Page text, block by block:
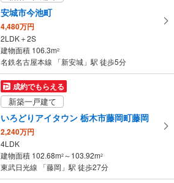
安城市今池町
4,480万円
2LDK＋2S
建物面積 106.3m2
名鉄名古屋本線 「新安城」駅 徒歩5分
成約でもらえる
新築一戸建て
いろどりアイタウン 栃木市藤岡町藤岡
2,240万円
4LDK
建物面積 102.68m2 ～103.92m2
東武日光線 「藤岡」駅 徒歩27分